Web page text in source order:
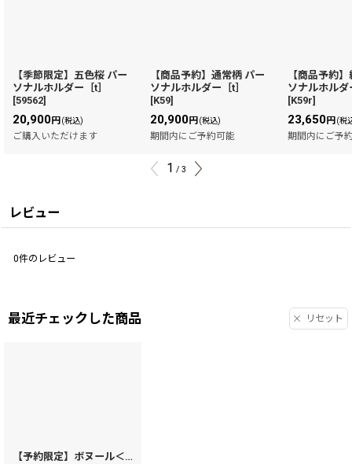
【季節限定】五色桜 パー
ソナルホルダー［t］
[59562]
20,900円(税込)
ご購入いただけます
【商品予約】通常柄 パー
ソナルホルダー［t］
[K59]
20,900円(税込)
期間内にご予約可能
【商品予約
ソナルホルダ
[K59r]
23,650円(税
期間内にご予
1 / 3
レビュー
0件のレビュー
最近チェックした商品 リセット
【予約限定】ボヌール＜アメジスト＞ パーソナルホルダー［t］